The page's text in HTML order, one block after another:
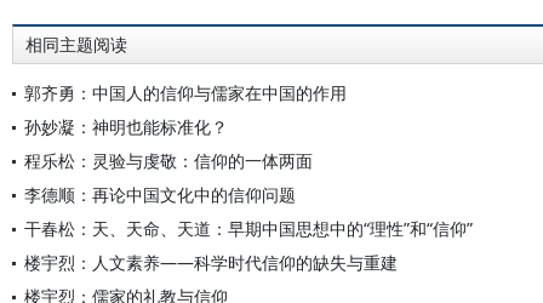
相同主题阅读
郭齐勇：中国人的信仰与儒家在中国的作用
孙妙凝：神明也能标准化？
程乐松：灵验与虔敬：信仰的一体两面
李德顺：再论中国文化中的信仰问题
干春松：天、天命、天道：早期中国思想中的“理性”和“信仰”
楼宇烈：人文素养——科学时代信仰的缺失与重建
楼宇烈：儒家的礼教与信仰